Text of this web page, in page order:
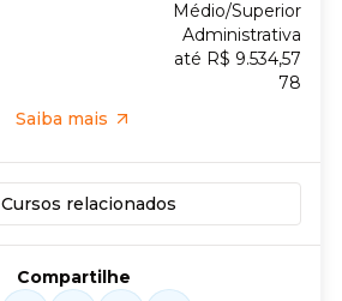
Médio/Superior
Administrativa
até R$ 9.534,57
78
Saiba mais
Cursos relacionados
Compartilhe